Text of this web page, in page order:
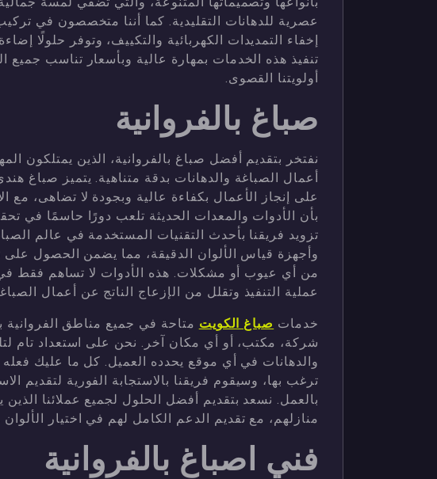
عصرية للدهانات التقليدية. كما أننا متخصصون في
إخفاء التمديدات الكهربائية والتكييف، وتوفر حلولًا
تنفيذ هذه الخدمات بمهارة عالية وبأسعار تناسب جميع
أولويتنا القصوى.
صباغ بالفروانية
نفتخر بتقديم أفضل صباغ بالفروانية، الذين يمتلكون
أعمال الصباغة والدهانات بدقة متناهية. يتميز صباغ
على إنجاز الأعمال بكفاءة عالية وبجودة لا تضاهى، مع
بأن الأدوات والمعدات الحديثة تلعب دورًا حاسمًا في
تزويد فريقنا بأحدث التقنيات المستخدمة في عالم
وأجهزة قياس الألوان الدقيقة، مما يضمن الحصول على
من أي عيوب أو مشكلات. هذه الأدوات لا تساهم فقط
عملية التنفيذ وتقلل من الإزعاج الناتج عن أعمال
خدمات صباغ الكويت متاحة في جميع مناطق الفروانية
شركة، مكتب، أو أي مكان آخر. نحن على استعداد تام
والدهانات في أي موقع يحدده العميل. كل ما عليك
ترغب بها، وسيقوم فريقنا بالاستجابة الفورية لتقديم
بالعمل. نسعد بتقديم أفضل الحلول لجميع عملائنا
منازلهم، مع تقديم الدعم الكامل لهم في اختيار
فني اصباغ بالفروانية